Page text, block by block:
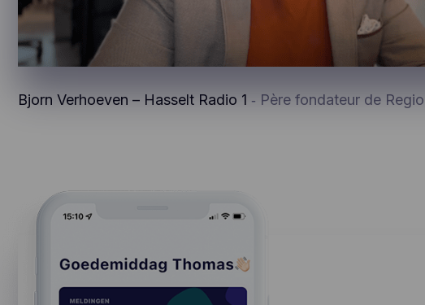
Bjorn Verhoeven – Hasselt Radio 1 ‐ Père fondateur de